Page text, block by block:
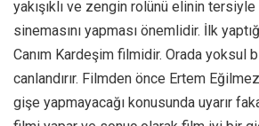
yakışıklı ve zengin rolünü elinin
sinemasını yapması önemlidir. İlk
Canım Kardeşim filmidir. Orada yoksul
canlandırır. Filmden önce Ertem
gişe yapmayacağı konusunda uyarır